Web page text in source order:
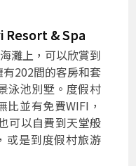
Resort & Spa
灘上，可以欣賞到
202間的客房和套
泳池別墅。度假村
並有免費WIFI，
可以自費到天堂般
或是到度假村旅游